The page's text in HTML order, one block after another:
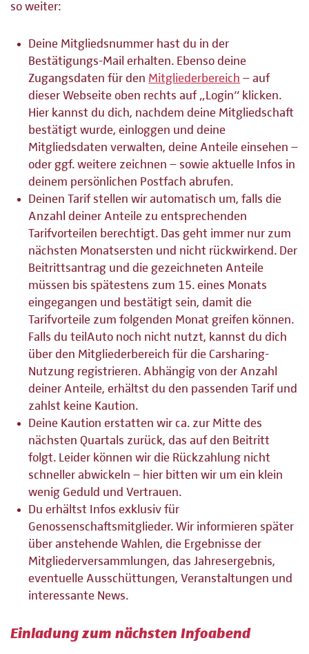
so weiter:
Deine Mitgliedsnummer hast du in der
Bestätigungs-Mail erhalten. Ebenso deine
Zugangsdaten für den Mitgliederbereich – auf
dieser Webseite oben rechts auf „Login“ klicken.
Hier kannst du dich, nachdem deine Mitgliedschaft
bestätigt wurde, einloggen und deine
Mitgliedsdaten verwalten, deine Anteile einsehen –
oder ggf. weitere zeichnen – sowie aktuelle Infos in
deinem persönlichen Postfach abrufen.
Deinen Tarif stellen wir automatisch um, falls die
Anzahl deiner Anteile zu entsprechenden
Tarifvorteilen berechtigt. Das geht immer nur zum
nächsten Monatsersten und nicht rückwirkend. Der
Beitrittsantrag und die gezeichneten Anteile
müssen bis spätestens zum 15. eines Monats
eingegangen und bestätigt sein, damit die
Tarifvorteile zum folgenden Monat greifen können.
Falls du teilAuto noch nicht nutzt, kannst du dich
über den Mitgliederbereich für die Carsharing-
Nutzung registrieren. Abhängig von der Anzahl
deiner Anteile, erhältst du den passenden Tarif und
zahlst keine Kaution.
Deine Kaution erstatten wir ca. zur Mitte des
nächsten Quartals zurück, das auf den Beitritt
folgt. Leider können wir die Rückzahlung nicht
schneller abwickeln – hier bitten wir um ein klein
wenig Geduld und Vertrauen.
Du erhältst Infos exklusiv für
Genossenschaftsmitglieder. Wir informieren später
über anstehende Wahlen, die Ergebnisse der
Mitgliederversammlungen, das Jahresergebnis,
eventuelle Ausschüttungen, Veranstaltungen und
interessante News.
Einladung zum nächsten Infoabend